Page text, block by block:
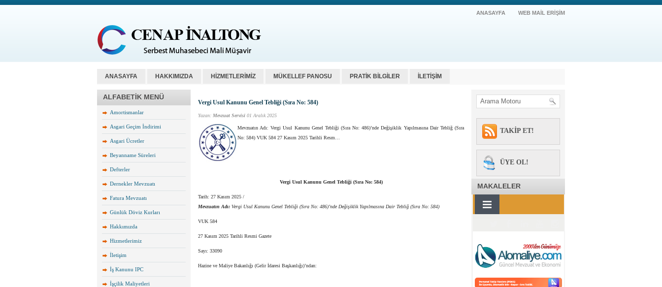
ANASAYFA WEB MAİL ERİŞİM
ANASAYFA HAKKIMIZDA HİZMETLERİMİZ MÜKELLEF PANOSU PRATİK BİLGİLER İLETİŞİM
ALFABETİK MENÜ
Amortismanlar
Asgari Geçim İndirimi
Asgari Ücretler
Beyanname Süreleri
Defterler
Dernekler Mevzuatı
Fatura Mevzuatı
Günlük Döviz Kurları
Hakkımızda
Hizmetlerimiz
İletişim
İş Kanunu IPC
İşçilik Maliyetleri
Vergi Usul Kanunu Genel Tebliği (Sıra No: 584)
Yazan: Mevzuat Servisi 01 Aralık 2025
Mevzuatın Adı: Vergi Usul Kanunu Genel Tebliği (Sıra No: 486)’nde Değişiklik Yapılmasına Dair Tebliğ (Sıra
No: 584) VUK 584 27 Kasım 2025 Tarihli Resm…
Vergi Usul Kanunu Genel Tebliği (Sıra No: 584)
Tarih: 27 Kasım 2025 /
Mevzuatın Adı: Vergi Usul Kanunu Genel Tebliği (Sıra No: 486)’nde Değişiklik Yapılmasına Dair Tebliğ (Sıra No: 584)
VUK 584
27 Kasım 2025 Tarihli Resmi Gazete
Sayı: 33090
Hazine ve Maliye Bakanlığı (Gelir İdaresi Başkanlığı)’ndan:
TAKİP ET!
ÜYE OL!
MAKALELER